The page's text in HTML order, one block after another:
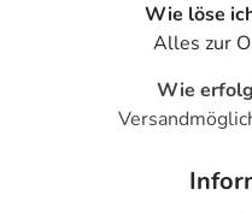
Wie löse
Alles zur
Wie